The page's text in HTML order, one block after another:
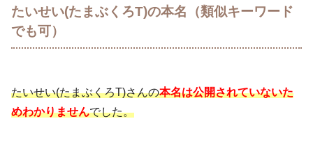
たいせい(たまぶくろT)の本名（類似キーワード
でも可）
たいせい(たまぶくろT)さんの本名は公開されていないた
めわかりませんでした。